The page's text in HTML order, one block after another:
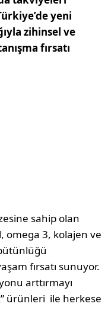
yeni
zihinsel ve
fırsatı
sahip olan
omega 3, kolajen ve
fırsatı sunuyor.
arttırmayı
ürünleri ile herkese